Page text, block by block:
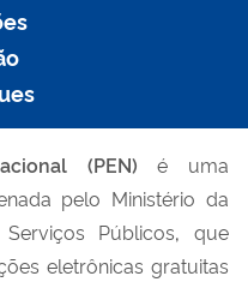
(PEN) é uma
pelo Ministério da
Públicos,que
eletrônicas gratuitas